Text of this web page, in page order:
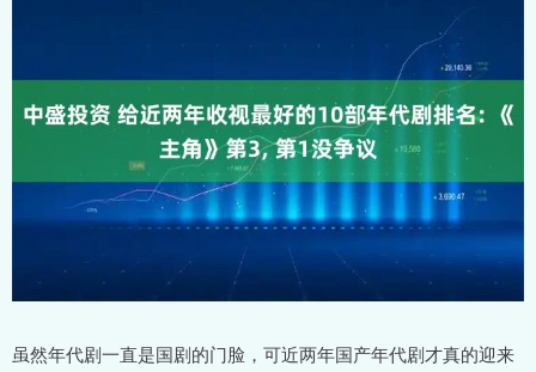
虽然年代剧一直是国剧的门脸，可近两年国产年代剧才真的迎来